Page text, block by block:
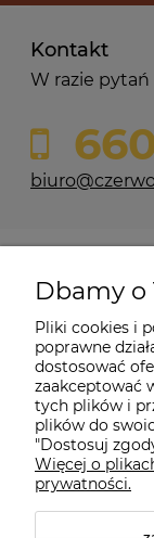
Kontakt
W razie
Moje konto
O firmie
Czerwona Dynia
Dbamy o
Pliki cookies i
poprawne
dostosować
zaakceptować
tych plików i
plików do
"Dostosuj
Więcej o
prywatności.